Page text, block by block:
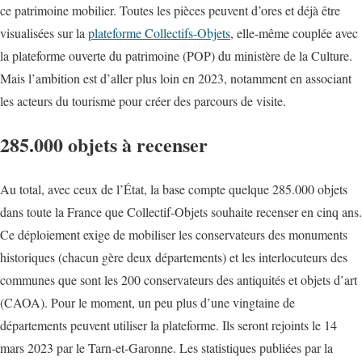
ce patrimoine mobilier. Toutes les pièces peuvent d’ores et déjà être
visualisées sur la plateforme Collectifs-Objets, elle-même couplée avec
la plateforme ouverte du patrimoine (POP) du ministère de la Culture.
Mais l’ambition est d’aller plus loin en 2023, notamment en associant
les acteurs du tourisme pour créer des parcours de visite.
285.000 objets à recenser
Au total, avec ceux de l’État, la base compte quelque 285.000 objets
dans toute la France que Collectif-Objets souhaite recenser en cinq ans.
Ce déploiement exige de mobiliser les conservateurs des monuments
historiques (chacun gère deux départements) et les interlocuteurs des
communes que sont les 200 conservateurs des antiquités et objets d’art
(CAOA). Pour le moment, un peu plus d’une vingtaine de
départements peuvent utiliser la plateforme. Ils seront rejoints le 14
mars 2023 par le Tarn-et-Garonne. Les statistiques publiées par la